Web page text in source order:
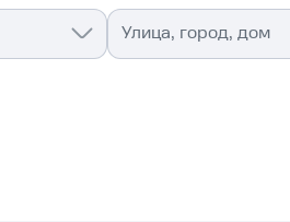
Улица, город, дом